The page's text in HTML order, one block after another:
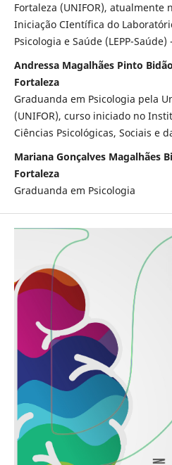
Fortaleza (UNIFOR), atualmente
Iniciação CIentífica do
Psicologia e Saúde (LEPP-Saúde)
Andressa Magalhães Pinto
Fortaleza
Graduanda em Psicologia pela
(UNIFOR), curso iniciado no
Ciências Psicológicas, Sociais e
Mariana Gonçalves Magalhães
Fortaleza
Graduanda em Psicologia